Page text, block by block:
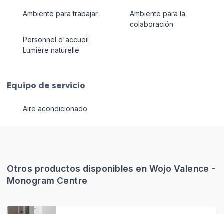
Ambiente para trabajar
Personnel d'accueil
Lumière naturelle
Ambiente para la
colaboración
Equipo de servicio
Aire acondicionado
Otros productos disponibles en Wojo Valence -
Monogram Centre